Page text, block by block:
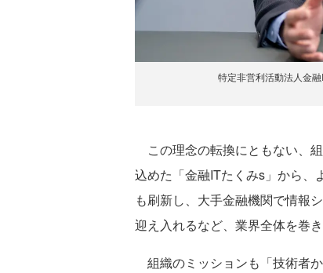
特定非営利活動法人金
この理念の転換にともない、
込めた「金融ITたくみs」から、
も刷新し、大手金融機関で情報
迎え入れるなど、業界全体を巻
組織のミッションも「技術者